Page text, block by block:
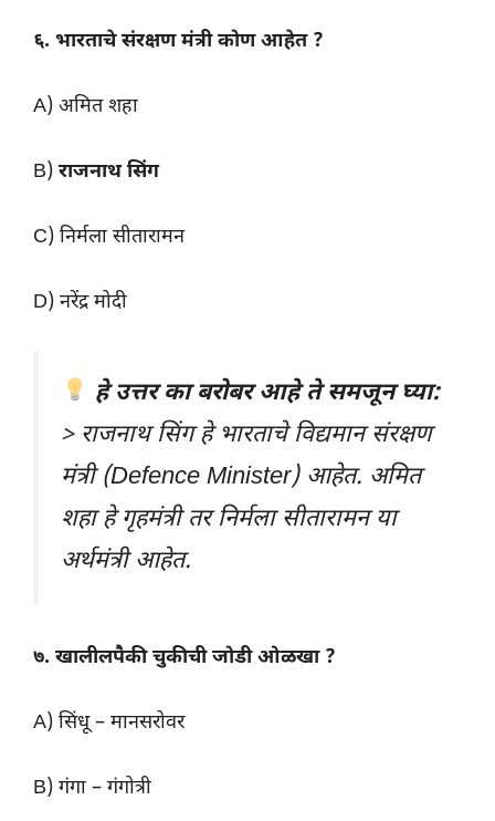
६. भारताचे संरक्षण मंत्री कोण आहेत ?
A) अमित शहा
B) राजनाथ सिंग
C) निर्मला सीतारामन
D) नरेंद्र मोदी
हे उत्तर का बरोबर आहे ते समजून घ्या:
> राजनाथ सिंग हे भारताचे विद्यमान संरक्षण
मंत्री (Defence Minister) आहेत. अमित
शहा हे गृहमंत्री तर निर्मला सीतारामन या
अर्थमंत्री आहेत.
७. खालीलपैकी चुकीची जोडी ओळखा ?
A) सिंधू – मानसरोवर
B) गंगा – गंगोत्री